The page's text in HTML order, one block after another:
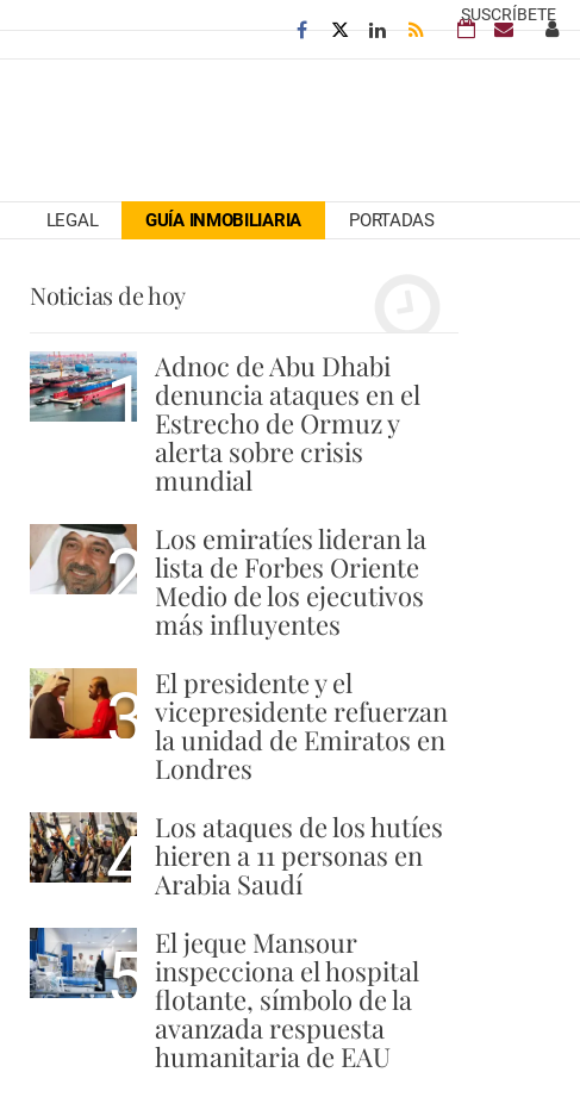
SUSCRÍBETE
LEGAL GUÍA INMOBILIARIA PORTADAS
Noticias de hoy
1 Adnoc de Abu Dhabi
denuncia ataques en el
Estrecho de Ormuz y
alerta sobre crisis
mundial
2 Los emiratíes lideran la
lista de Forbes Oriente
Medio de los ejecutivos
más influyentes
3 El presidente y el
vicepresidente refuerzan
la unidad de Emiratos en
Londres
4 Los ataques de los hutíes
hieren a 11 personas en
Arabia Saudí
5 El jeque Mansour
inspecciona el hospital
flotante, símbolo de la
avanzada respuesta
humanitaria de EAU